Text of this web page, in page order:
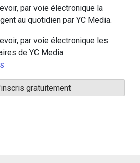
par voie électronique la
au quotidien par YC Media.
par voie électronique les
de YC Media